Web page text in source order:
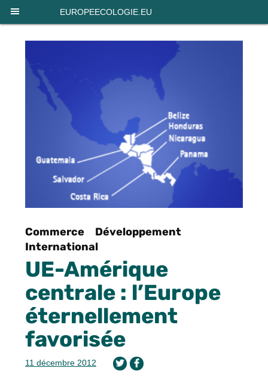
EUROPEECOLOGIE.EU
Commerce
Développement
International
UE-Amérique
centrale : l’Europe
éternellement
favorisée
11 décembre 2012